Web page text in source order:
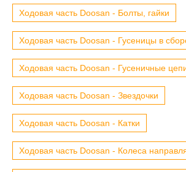
Ходовая часть Doosan - Болты, гайки
Ходовая часть Doosan - Гусеницы в
Ходовая часть Doosan - Гусеничные
Ходовая часть Doosan - Звездочки
Ходовая часть Doosan - Катки
Ходовая часть Doosan - Колеса